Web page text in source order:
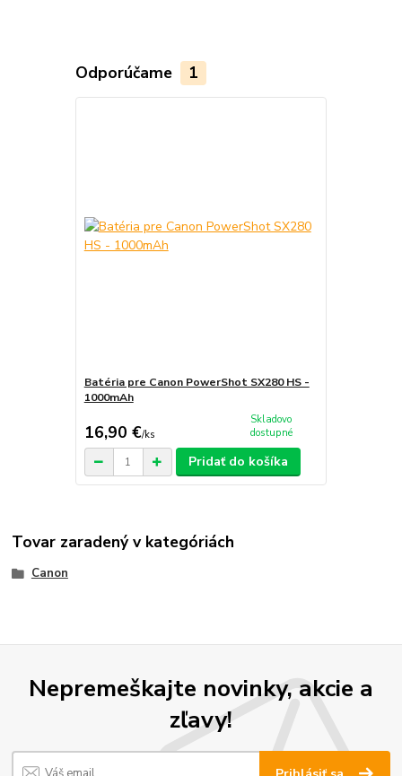
Odporúčame 1
Batéria pre Canon PowerShot SX280 HS -
1000mAh
16,90 €/ks
Skladovo
dostupné
Pridať do košíka
Tovar zaradený v kategóriách
Canon
Nepremeškajte novinky, akcie a
zľavy!